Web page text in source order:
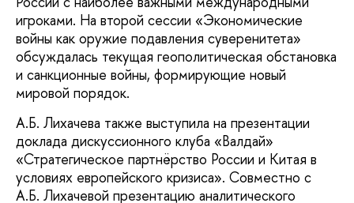
игроками. На второй сессии «Экономические
войны как оружие подавления суверенитета»
обсуждалась текущая геополитическая обстановка
и санкционные войны, формирующие новый
мировой порядок.
А.Б. Лихачева также выступила на презентации
доклада дискуссионного клуба «Валдай»
«Стратегическое партнёрство России и Китая в
условиях европейского кризиса». Совместно с
А.Б. Лихачевой презентацию аналитического